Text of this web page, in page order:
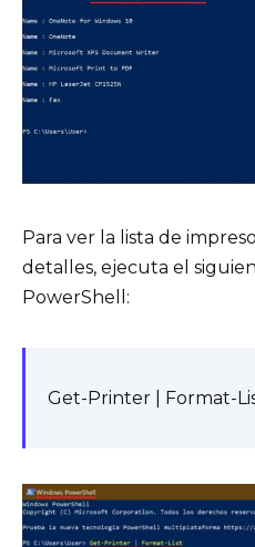
Para ver la lista de
detalles, ejecuta el
PowerShell:
Get-Printer | Format-